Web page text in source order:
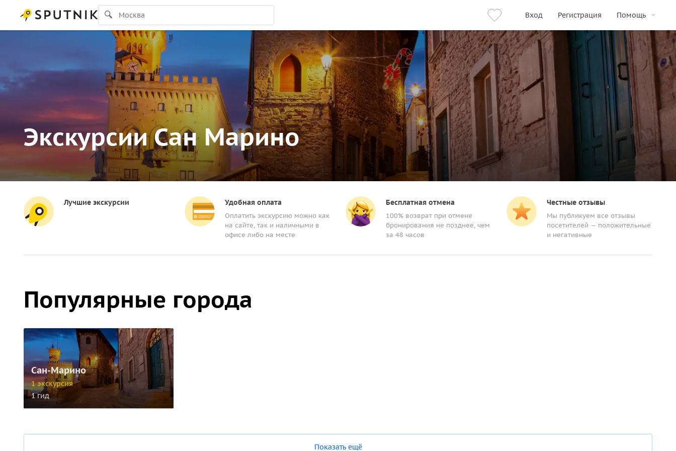
Вход Регистрация Помощь
Экскурсии Сан Марино
Лучшие экскурсии Удобная оплата
Оплатить экскурсию можно как
на сайте, так и наличными в
офисе либо на месте
Бесплатная отмена
100% возврат при отмене
бронирования не позднее, чем
за 48 часов
Честные отзывы
Мы публикуем все отзывы
посетителей — положительные
и негативные
Популярные города
Сан-Марино
1 экскурсия
1 гид
Показать ещё